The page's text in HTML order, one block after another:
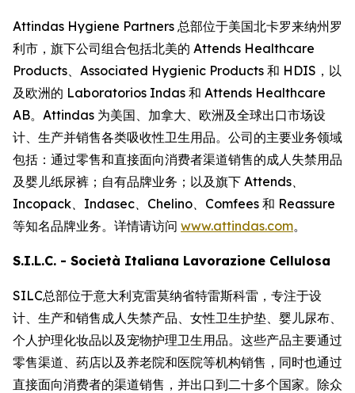
Attindas Hygiene Partners 总部位于美国北卡罗来纳州罗
利市，旗下公司组合包括北美的 Attends Healthcare
Products、Associated Hygienic Products 和 HDIS，以
及欧洲的 Laboratorios Indas 和 Attends Healthcare
AB。Attindas 为美国、加拿大、欧洲及全球出口市场设
计、生产并销售各类吸收性卫生用品。公司的主要业务领域
包括：通过零售和直接面向消费者渠道销售的成人失禁用品
及婴儿纸尿裤；自有品牌业务；以及旗下 Attends、
Incopack、Indasec、Chelino、Comfees 和 Reassure
等知名品牌业务。详情请访问 www.attindas.com。
S.I.L.C. - Società Italiana Lavorazione Cellulosa
SILC总部位于意大利克雷莫纳省特雷斯科雷，专注于设
计、生产和销售成人失禁产品、女性卫生护垫、婴儿尿布、
个人护理化妆品以及宠物护理卫生用品。这些产品主要通过
零售渠道、药店以及养老院和医院等机构销售，同时也通过
直接面向消费者的渠道销售，并出口到二十多个国家。除众